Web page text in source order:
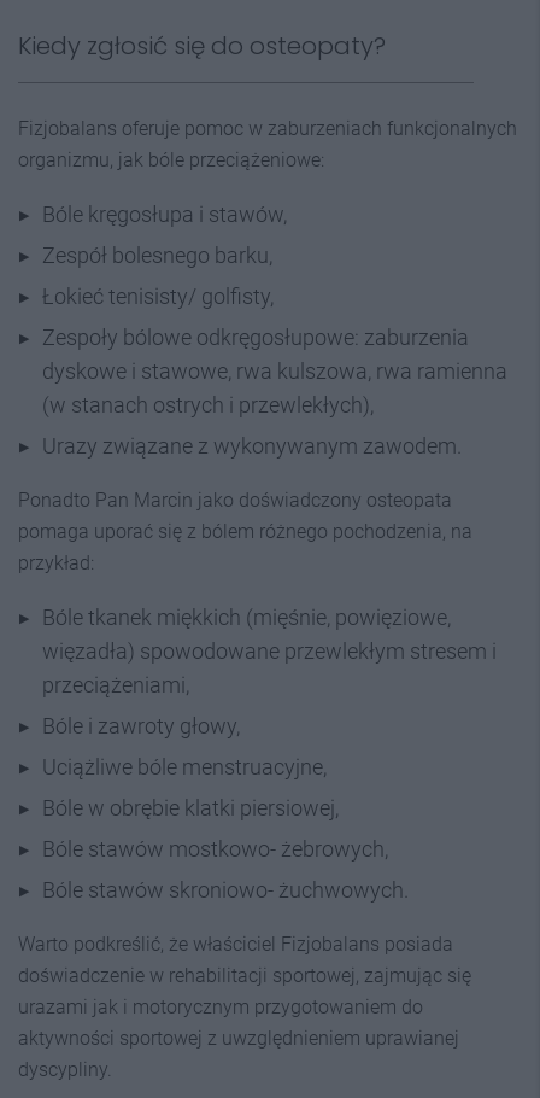
Kiedy zgłosić się do osteopaty?
Fizjobalans oferuje pomoc w zaburzeniach funkcjonalnych
organizmu, jak bóle przeciążeniowe:
Bóle kręgosłupa i stawów,
Zespół bolesnego barku,
Łokieć tenisisty/ golfisty,
Zespoły bólowe odkręgosłupowe: zaburzenia
dyskowe i stawowe, rwa kulszowa, rwa ramienna
(w stanach ostrych i przewlekłych),
Urazy związane z wykonywanym zawodem.
Ponadto Pan Marcin jako doświadczony osteopata
pomaga uporać się z bólem różnego pochodzenia, na
przykład:
Bóle tkanek miękkich (mięśnie, powięziowe,
więzadła) spowodowane przewlekłym stresem i
przeciążeniami,
Bóle i zawroty głowy,
Uciążliwe bóle menstruacyjne,
Bóle w obrębie klatki piersiowej,
Bóle stawów mostkowo- żebrowych,
Bóle stawów skroniowo- żuchwowych.
Warto podkreślić, że właściciel Fizjobalans posiada
doświadczenie w rehabilitacji sportowej, zajmując się
urazami jak i motorycznym przygotowaniem do
aktywności sportowej z uwzględnieniem uprawianej
dyscypliny.